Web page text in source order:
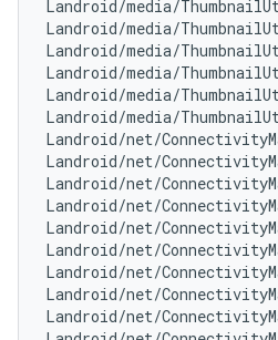
Landroid/media/
Landroid/media/
Landroid/media/
Landroid/media/
Landroid/media/
Landroid/media/
Landroid/net/
Landroid/net/
Landroid/net/
Landroid/net/
Landroid/net/
Landroid/net/
Landroid/net/
Landroid/net/
Landroid/net/